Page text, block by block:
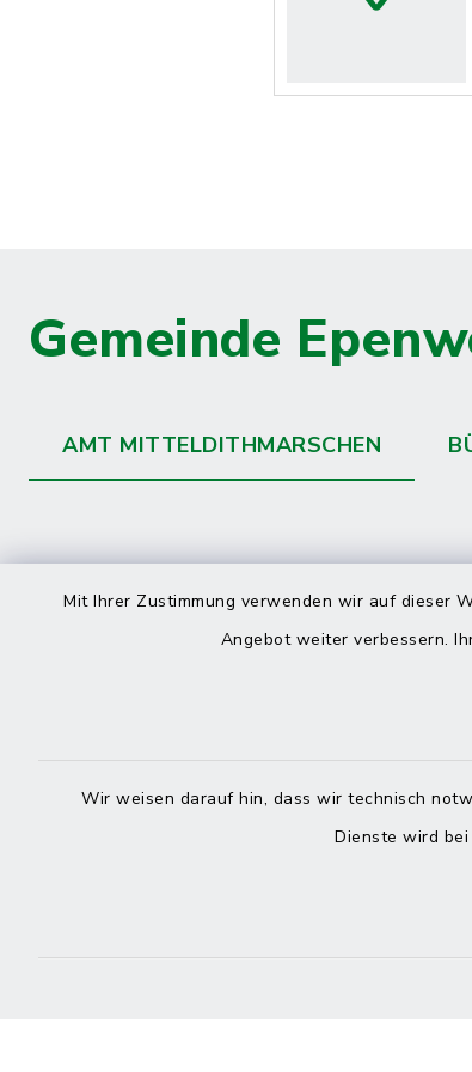
Mit Ihrer Zustimmung verwenden wir auf dieser
Angebot weiter verbessern.
Wir weisen darauf hin, dass wir technisch
Dienste wird
Gemeinde
AMT MITTELDITHMARSCHEN
Kontakt